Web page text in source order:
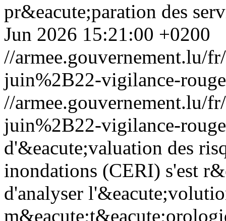
pr&eacute;paration des
Jun 2026 15:21:00 +0200
//armee.gouvernement.lu/
juin%2B22-vigilance-
//armee.gouvernement.lu/
juin%2B22-vigilance-
d'&eacute;valuation des
inondations (CERI) s'est
d'analyser